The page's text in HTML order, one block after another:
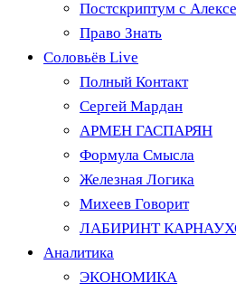
Постскриптум с
Право Знать
Соловьёв Live
Полный Контакт
Сергей Мардан
АРМЕН ГАСПАРЯН
Формула Смысла
Железная Логика
Михеев Говорит
ЛАБИРИНТ
Аналитика
ЭКОНОМИКА